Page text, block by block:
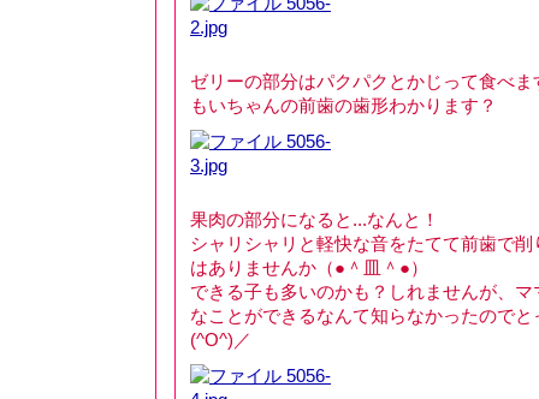
ゼリーの部分はパクパクとかじって食べま
もいちゃんの前歯の歯形わかります？
果肉の部分になると...なんと！
シャリシャリと軽快な音をたてて前歯で
はありませんか（●＾皿＾●）
できる子も多いのかも？しれませんが、
なことができるなんて知らなかったので
(^O^)／